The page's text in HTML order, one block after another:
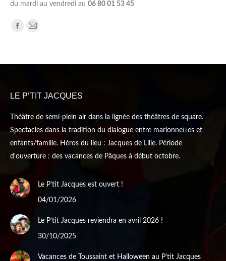
du mardi au vendredi au 06 80 01 53 45
Trouvez nous sur :
windowwindow
LE P’TIT JACQUES
Théâtre de semi-plein air dans la lignée des théâtres de square.
Spectacles dans la tradition du dialogue entre marionnettes et
enfants/famille. Héros du lieu : Jacques de Lille. Période
d'ouverture : des vacances de Pâques à début octobre.
Le P’tit Jacques est ouvert !
04/01/2026
Le P’tit Jacques reviendra en avril 2026 !
30/10/2025
Vacances de Toussaint et Halloween au P’tit Jacques